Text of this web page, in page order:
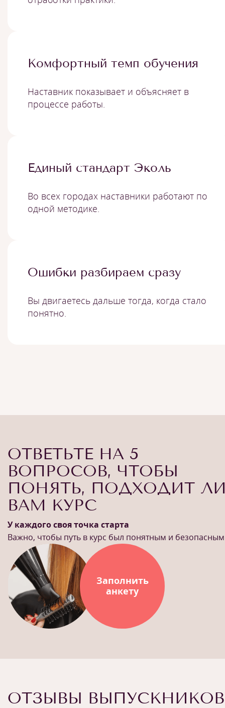
Комфортный темп обучения
Наставник показывает и объясняет в
процессе работы.
Единый стандарт Эколь
Во всех городах наставники работают по
одной методике.
Ошибки разбираем сразу
Вы двигаетесь дальше тогда, когда стало
понятно.
ОТВЕТЬТЕ НА 5
ВОПРОСОВ, ЧТОБЫ
ПОНЯТЬ, ПОДХОДИТ
ВАМ КУРС
У каждого своя точка старта
Важно, чтобы путь в курс был понятным и безопасным
Заполнить
анкету
ОТЗЫВЫ ВЫПУСКНИКОВ